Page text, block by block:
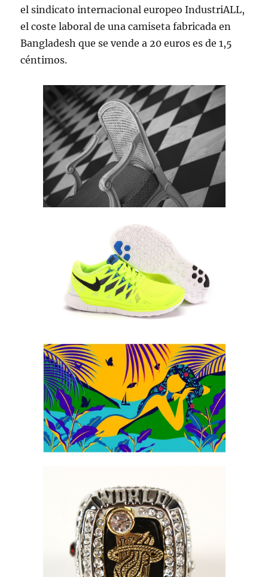
el sindicato internacional europeo IndustriALL,
el coste laboral de una camiseta fabricada en
Bangladesh que se vende a 20 euros es de 1,5
céntimos.